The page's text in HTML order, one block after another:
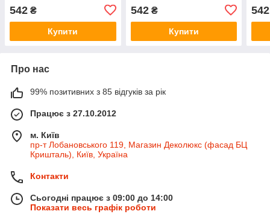
542 ₴
Купити
542₴
Купити
542
Про нас
99% позитивних з 85 відгуків за рік
Працює з 27.10.2012
м. Київ
пр-т Лобановського 119, Магазин Деколюкс (фасад БЦ
Кришталь), Київ, Україна
Контакти
Сьогодні працює з 09:00 до 14:00
Показати весь графік роботи